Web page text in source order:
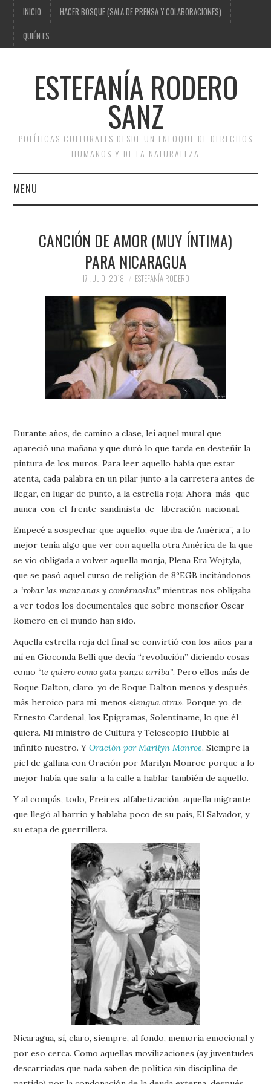
INICIO HACER BOSQUE (SALA DE PRENSA Y COLABORACIONES)
QUIÉN ES
ESTEFANÍA RODERO
SANZ
POLÍTICAS CULTURALES DESDE UN ENFOQUE DE DERECHOS
HUMANOS Y DE LA NATURALEZA
MENU
HACER BOSQUE (SALA DE
COLABORACIONES)
CANCIÓN DE AMOR (MUY ÍNTIMA)
PARA NICARAGUA
17 JULIO, 2018 ESTEFANÍA RODERO
Durante años, de camino a clase, leí aquel mural que
apareció una mañana y que duró lo que tarda en desteñir la
pintura de los muros. Para leer aquello había que estar
atenta, cada palabra en un pilar junto a la carretera antes de
llegar, en lugar de punto, a la estrella roja: Ahora-más-que-
nunca-con-el-frente-sandinista-de- liberación-nacional.
Empecé a sospechar que aquello, «que iba de América”, a lo
mejor tenía algo que ver con aquella otra América de la que
se vio obligada a volver aquella monja, Plena Era Wojtyla,
que se pasó aquel curso de religión de 8ºEGB incitándonos
a “robar las manzanas y comérnoslas” mientras nos obligaba
a ver todos los documentales que sobre monseñor Oscar
Romero en el mundo han sido.
Aquella estrella roja del final se convirtió con los años para
mí en Gioconda Belli que decía “revolución” diciendo cosas
como “te quiero como gata panza arriba”. Pero ellos más de
Roque Dalton, claro, yo de Roque Dalton menos y después,
más heroico para mí, menos«lengua otra». Porque yo, de
Ernesto Cardenal, los Epigramas, Solentiname, lo que él
quiera. Mi ministro de Cultura y Telescopio Hubble al
infinito nuestro. YOración por Marilyn Monroe. Siempre la
piel de gallina con Oración por Marilyn Monroe porque a lo
mejor había que salir a la calle a hablar también de aquello.
Y al compás, todo, Freires, alfabetización, aquella migrante
que llegó al barrio y hablaba poco de su país, El Salvador, y
su etapa de guerrillera.
Nicaragua, sí, claro, siempre, al fondo, memoria emocional y
por eso cerca. Como aquellas movilizaciones (ay juventudes
descarriadas que nada saben de política sin disciplina de